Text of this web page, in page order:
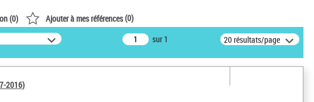
(0) Ajouter à mes références(0)
sur 1 20 résultats/page
2016)